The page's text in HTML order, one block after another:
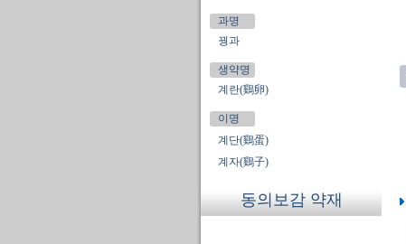
과명
꿩과
생약명
계란(鷄卵)
이명
계단(鷄蛋)
계자(鷄子)
동의보감 약재